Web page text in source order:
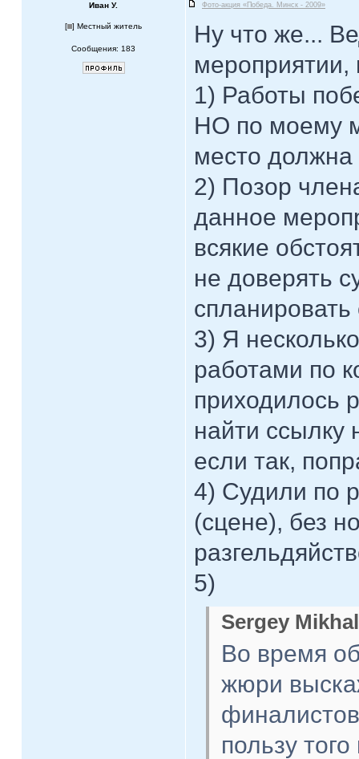
Иван У. Фото-акция «Победа. Минск - 2009»
[ ] Местный житель
Сообщения: 183
Ну что же...
мероприятии,
1) Работы
НО по моему
место
2) Позор
данное
всякие
не доверять
3) Я
работами по
приходилось
найти ссылку
если так,
4) Судили по
(сцене), без
5)
Sergey
Во время
жюри
пользу